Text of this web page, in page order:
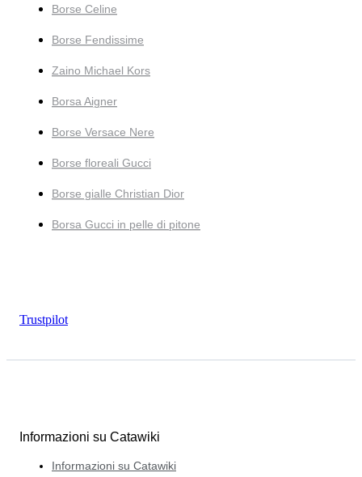
Borse Celine
Borse Fendissime
Zaino Michael Kors
Borsa Aigner
Borse Versace Nere
Borse floreali Gucci
Borse gialle Christian Dior
Borsa Gucci in pelle di pitone
Trustpilot
Informazioni su Catawiki
Informazioni su Catawiki